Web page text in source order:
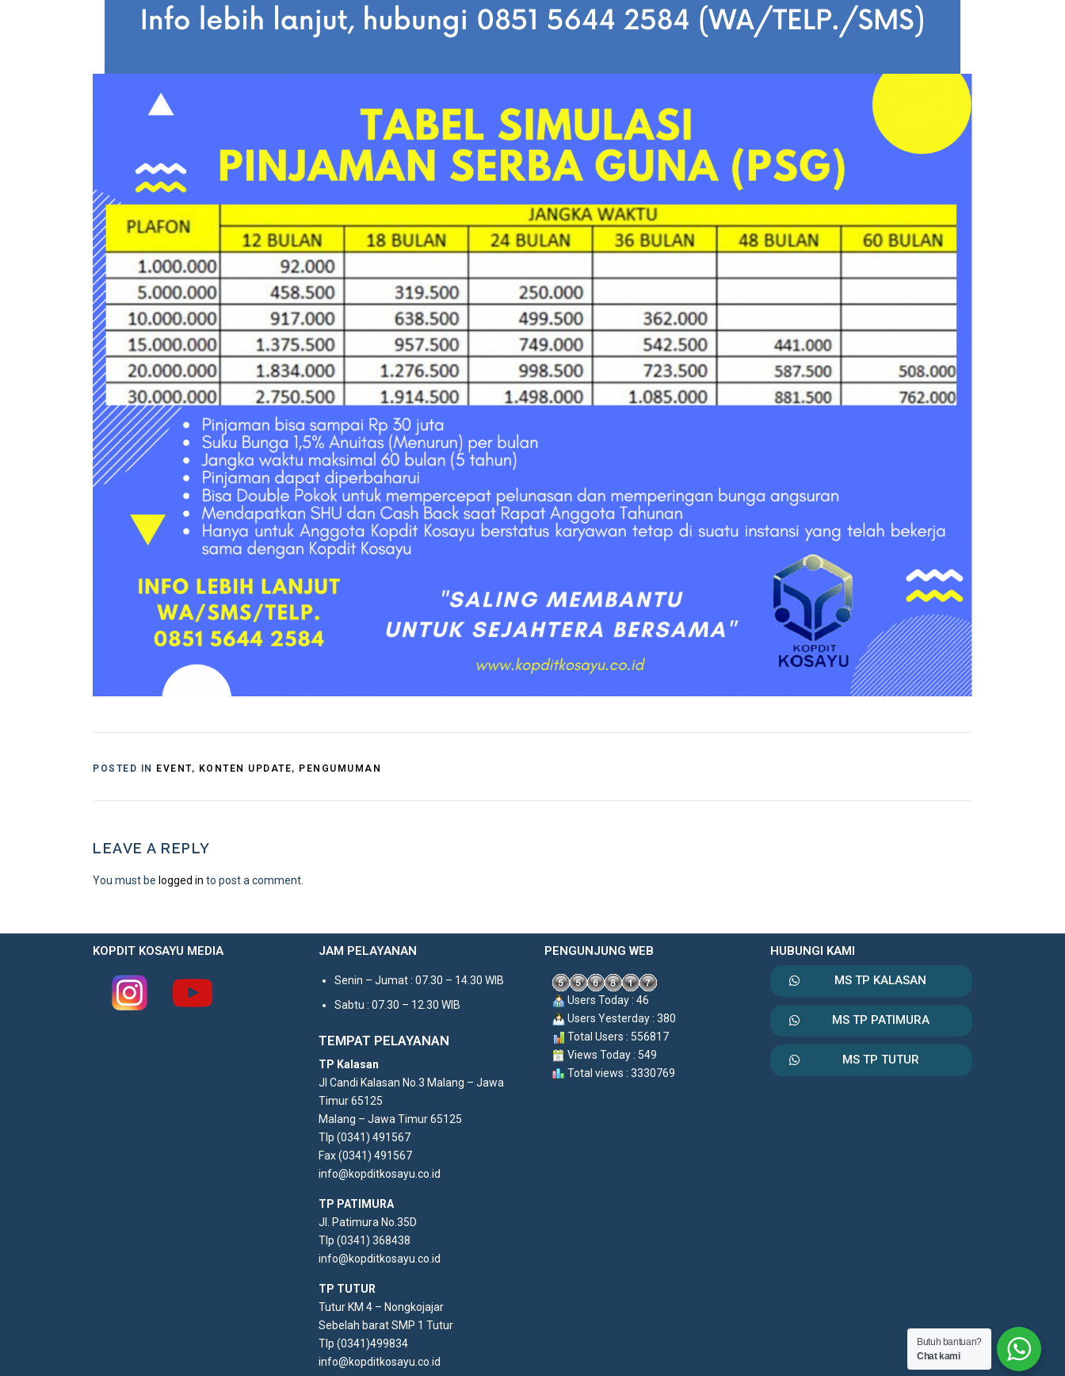
POSTED IN EVENT, KONTEN UPDATE, PENGUMUMAN
LEAVE A REPLY
You must be logged in to post a comment.
KOPDIT KOSAYU MEDIA JAM PELAYANAN
Senin – Jumat : 07.30 – 14.30 WIB
Sabtu : 07.30 – 12.30 WIB
TEMPAT PELAYANAN
TP Kalasan
Jl Candi Kalasan No.3 Malang – Jawa
Timur 65125
Malang – Jawa Timur 65125
Tlp (0341) 491567
Fax (0341) 491567
info@kopditkosayu.co.id
TP PATIMURA
Jl. Patimura No.35D
Tlp (0341) 368438
info@kopditkosayu.co.id
TP TUTUR
Tutur KM 4 – Nongkojajar
Sebelah barat SMP 1 Tutur
Tlp (0341)499834
info@kopditkosayu.co.id
PENGUNJUNG WEB
Users Today : 46
Users Yesterday : 380
Total Users : 556817
Views Today : 549
Total views : 3330769
HUBUNGI KAMI
MS TP KALASAN
MS TP PATIMURA
MS TP TUTUR
Butuh bantuan?
Chat kami